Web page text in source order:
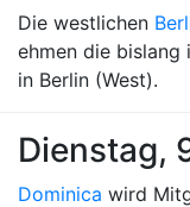
Die westlichen
ehmen die bislang
in Berlin (West).
Dienstag,
Dominica wird